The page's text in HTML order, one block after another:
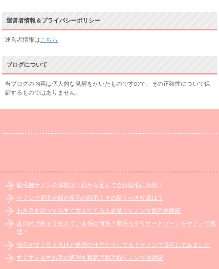
運営者情報＆プライバシーポリシー
運営者情報は こちら
ブログについて
当ブログの内容は個人的な見解をかいたものですので、その正確性について保
証するものではありません。
脱毛機ケノンの体験談！顔から足まで全身脱毛に挑戦！
ケノンで眉毛や顏の産毛の脱毛！その驚くべき効果は？
わき毛を剃ってもすぐ生えてくる人必見！ケノンで脱毛体験談
足の付け根まで生えている毛は何毛？剛毛なデリケートゾーンをケノンで処
理！
指毛がすぐ生えるけど処理の仕方どうしてる？ケノンで脱毛してみました
すぐ生えるすね毛の処理を家庭用脱毛機ケノンで体験記